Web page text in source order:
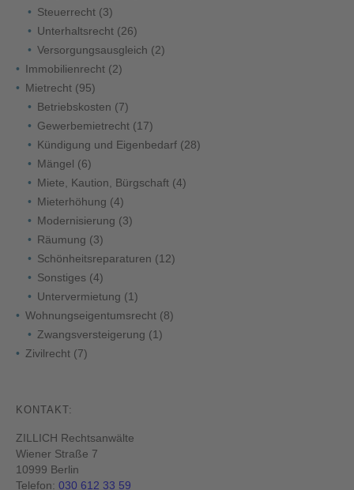
Steuerrecht (3)
Unterhaltsrecht (26)
Versorgungsausgleich (2)
Immobilienrecht (2)
Mietrecht (95)
Betriebskosten (7)
Gewerbemietrecht (17)
Kündigung und Eigenbedarf (28)
Mängel (6)
Miete, Kaution, Bürgschaft (4)
Mieterhöhung (4)
Modernisierung (3)
Räumung (3)
Schönheitsreparaturen (12)
Sonstiges (4)
Untervermietung (1)
Wohnungseigentumsrecht (8)
Zwangsversteigerung (1)
Zivilrecht (7)
KONTAKT:
ZILLICH Rechtsanwälte
Wiener Straße 7
10999 Berlin
Telefon: 030 612 33 59